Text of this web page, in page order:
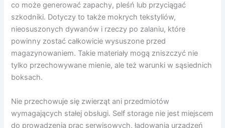
co może generować zapachy, pleśń lub przyciągać
szkodniki. Dotyczy to także mokrych tekstyliów,
nieosuszonych dywanów i rzeczy po zalaniu, które
powinny zostać całkowicie wysuszone przed
magazynowaniem. Takie materiały mogą zniszczyć nie
tylko przechowywane mienie, ale też warunki w sąsiednich
boksach.
Nie przechowuje się zwierząt ani przedmiotów
wymagających stałej obsługi. Self storage nie jest miejscem
do prowadzenia prac serwisowych, ładowania urządzeń